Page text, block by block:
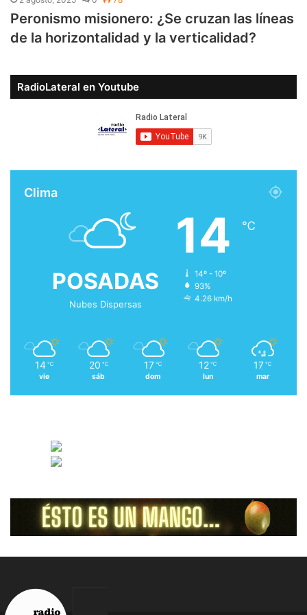
Peronismo misionero: ¿Se cruzan las líneas
de la horizontalidad y la verticalidad?
RadioLateral en Youtube
Clima
POSADAS
Nubes Dispersas
14 ℃
14º - 10º
93%
4.26 km/h
14 ℃
vie
20 ℃
sáb
17 ℃
dom
12 ℃
lun
17 ℃
mar